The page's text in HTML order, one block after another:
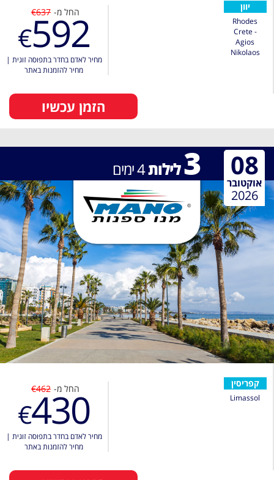
יוון
Rhodes
Crete -
Agios
Nikolaos
החל מ- €637
€592
מחיר לאדם בחדר בתפוסה זוגית |
מחיר להזמנות באתר
הזמן עכשיו
3לילות4ימים 08
אוקטובר
2026
קפריסין
Limassol
החל מ- €462
€430
מחיר לאדם בחדר בתפוסה זוגית |
מחיר להזמנות באתר